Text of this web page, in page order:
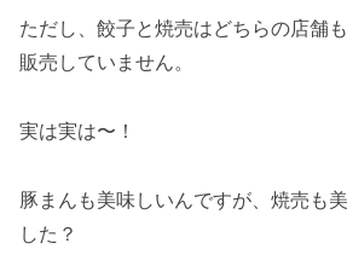
ただし、餃子と焼売はどちらの店舗
販売していません。
実は実は〜！
豚まんも美味しいんですが、焼売も
した？